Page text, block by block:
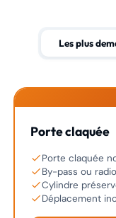
Les plus
Porte claquée
Porte claquée
By-pass ou
Cylindre
Déplacement